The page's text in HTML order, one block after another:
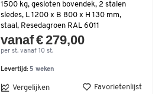
1500 kg, gesloten bovendek, 2 stalen
sledes, L 1200 x B 800 x H 130 mm,
staal, Resedagroen RAL 6011
vanaf € 279,00
per st. vanaf 10 st.
Levertijd: 5 weken
Vergelijken Favorietenlijst